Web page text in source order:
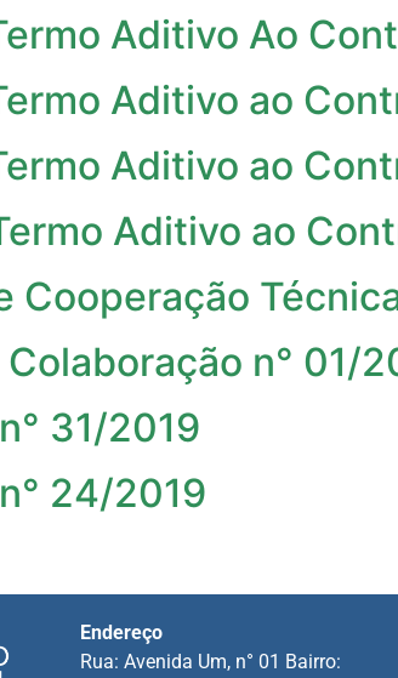
Aditivo Ao
Aditivo ao
Aditivo ao
Aditivo ao
Cooperação
n° 01/
31/2019
24/2019
Endereço
Rua: Avenida Um, n° 01 Bairro: